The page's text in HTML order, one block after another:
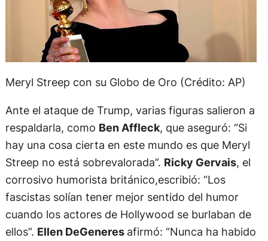
Meryl Streep con su Globo de Oro (Crédito: AP)
Ante el ataque de Trump, varias figuras salieron a
respaldarla, como Ben Affleck, que aseguró: “Si
hay una cosa cierta en este mundo es que Meryl
Streep no está sobrevalorada”. Ricky Gervais, el
corrosivo humorista británico,escribió: “Los
fascistas solían tener mejor sentido del humor
cuando los actores de Hollywood se burlaban de
ellos”. Ellen DeGeneres afirmó: “Nunca ha habido